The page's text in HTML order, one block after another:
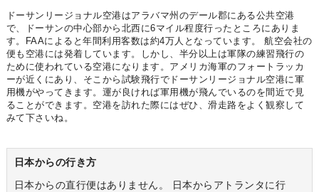
ドーサンリージョナル空港はアラバマ州のデール郡にある公共空港
で、ドーサンの中心部から北西に6マイル程度行ったところにありま
す。FAAによると年間利用客数は約4万人となっています。 航空会社の
便も空港には発着しています。しかし、半分以上は軍隊の練習飛行の
ために使われている空港になります。アメリカ海軍のフォートラッカ
ーが近くにあり、そこから試験飛行でドーサンリージョナル空港に軍
用機がやってきます。運が良ければ軍用機が飛んでいるのを間近で見
ることができます。空港を訪れた際にはぜひ、滑走路をよく観察して
みて下さいね。
日本からの行き方
日本からの直行便はありません。 日本からアトランタに行